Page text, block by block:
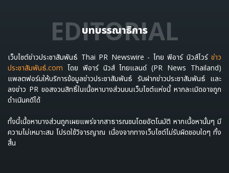
บทบรรณาธิการ
EDITORIAL
เว็บไซต์ข่าวประชาสัมพันธ์ Thai PR Newswire - ไทย พีอาร์ นิวส์ไวร์ ข่าว
ประชาสัมพันธ์.com โดย พีอาร์ นิวส์ ไทยแลนด์ (PR News Thailand)
แพลตฟอร์มให้บริการข้อมูลข่าวประชาสัมพันธ์ รับฝากข่าวประชาสัมพันธ์ และ
ลงข่าว PR ขอสงวนสิทธิ์ในเนื้อหาบางส่วนบนเว็บไซต์แห่งนี้ หากละเมิดอาจถูก
ดำเนินคดีได้
ทั้งนี้เนื้อหาบางส่วนถูกเผยแพร่จากสาธารณชนโดยอัตโนมัติ หากเนื้อหานั้นๆ มี
ความไม่เหมาะสม โปรดใช้วิจารญาณ เนื่องจากทางเว็บไซต์ไม่รับผิดชอบใดๆ ทั้ง
สิ้น